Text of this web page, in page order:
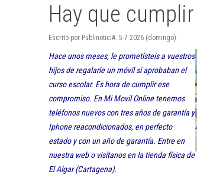
Hay que
Escrito por PublinoticiA. 5-7-2026 (domingo).
Hace unos meses, le prometísteis a vuestros
hijos de regalarle un móvil si aprobaban el
curso escolar. Es hora de cumplir ese
compromiso. En Mi Movil Online tenemos
teléfonos nuevos con tres años de garantía y
Iphone reacondicionados, en perfecto
estado y con un año de garantía. Entre en
nuestra web o visítanos en la tienda física de
El Algar (Cartagena).